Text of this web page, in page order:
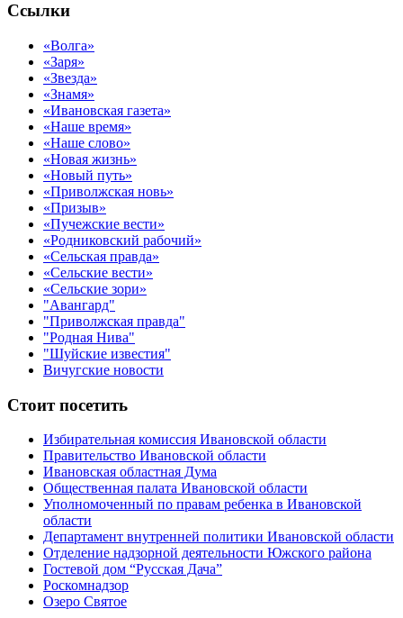
Ссылки
«Волга»
«Заря»
«Звезда»
«Знамя»
«Ивановская газета»
«Наше время»
«Наше слово»
«Новая жизнь»
«Новый путь»
«Приволжская новь»
«Призыв»
«Пучежские вести»
«Родниковский рабочий»
«Сельская правда»
«Сельские вести»
«Сельские зори»
"Авангард"
"Приволжская правда"
"Родная Нива"
"Шуйские известия"
Вичугские новости
Стоит посетить
Избирательная комиссия Ивановской области
Правительство Ивановской области
Ивановская областная Дума
Общественная палата Ивановской области
Уполномоченный по правам ребенка в Ивановской
области
Департамент внутренней политики Ивановской области
Отделение надзорной деятельности Южского района
Гостевой дом “Русская Дача”
Роскомнадзор
Озеро Святое